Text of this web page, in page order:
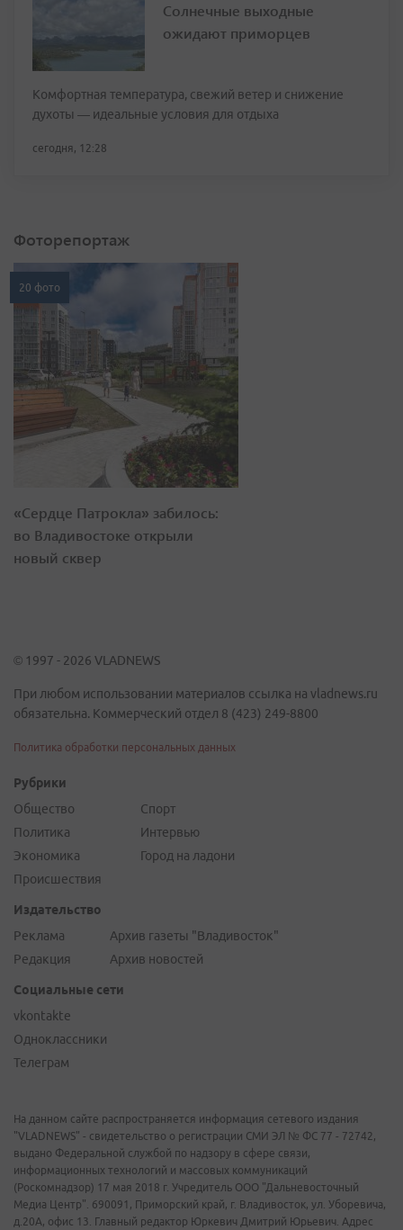
Солнечные выходные
ожидают приморцев
Комфортная температура, свежий ветер и снижение
духоты — идеальные условия для отдыха
сегодня, 12:28
Фоторепортаж
20 фото
«Сердце Патрокла» забилось:
во Владивостоке открыли
новый сквер
© 1997 - 2026 VLADNEWS
При любом использовании материалов ссылка на vladnews.ru
обязательна. Коммерческий отдел 8 (423) 249-8800
Политика обработки персональных данных
Рубрики
Общество
Политика
Экономика
Происшествия
Спорт
Интервью
Город на ладони
Издательство
Реклама
Редакция
Архив газеты "Владивосток"
Архив новостей
Социальные сети
vkontakte
Одноклассники
Телеграм
На данном сайте распространяется информация сетевого издания
"VLADNEWS" - свидетельство о регистрации СМИ ЭЛ № ФС 77 - 72742,
выдано Федеральной службой по надзору в сфере связи,
информационных технологий и массовых коммуникаций
(Роскомнадзор) 17 мая 2018 г. Учредитель ООО "Дальневосточный
Медиа Центр". 690091, Приморский край, г. Владивосток, ул. Уборевича,
д.20А, офис 13. Главный редактор Юркевич Дмитрий Юрьевич. Адрес